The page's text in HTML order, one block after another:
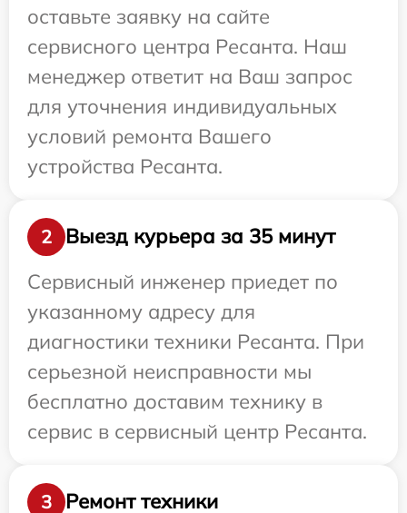
оставьте заявку на сайте
сервисного центра Ресанта. Наш
менеджер ответит на Ваш запрос
для уточнения индивидуальных
условий ремонта Вашего
устройства Ресанта.
2
Выезд курьера за 35 минут
Сервисный инженер приедет по
указанному адресу для
диагностики техники Ресанта. При
серьезной неисправности мы
бесплатно доставим технику в
сервис в сервисный центр Ресанта.
3
Ремонт техники